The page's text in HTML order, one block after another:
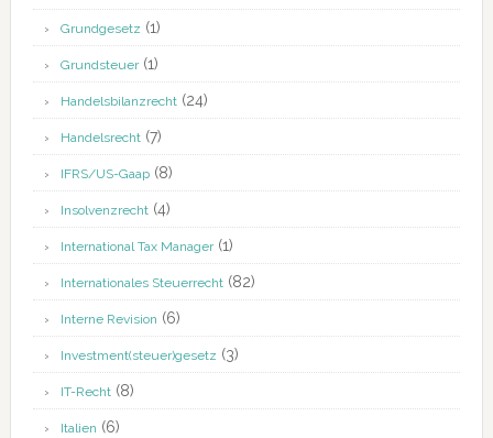
Grundgesetz (1)
Grundsteuer(1)
Handelsbilanzrecht(24)
Handelsrecht(7)
IFRS/US-Gaap(8)
Insolvenzrecht(4)
International Tax Manager(1)
Internationales Steuerrecht(82)
Interne Revision (6)
Investment(steuer)gesetz (3)
IT-Recht(8)
Italien (6)